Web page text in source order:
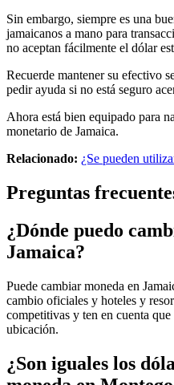
Sin embargo, siempre es una
jamaicanos a mano para
no aceptan fácilmente el dólar
Recuerde mantener su efectivo
pedir ayuda si no está seguro
Ahora está bien equipado para
monetario de Jamaica.
Relacionado: ¿Se pueden
Preguntas
¿Dónde puedo
Jamaica?
Puede cambiar moneda en
cambio oficiales y hoteles y
competitivas y ten en cuenta
ubicación.
¿Son iguales los